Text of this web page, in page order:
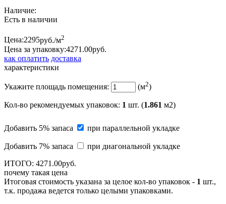
Наличие:
Есть в наличии
Цена:2295руб./м2
Цена за упаковку:4271.00руб.
как оплатить доставка
характеристики
Укажите площадь помещения: (м2)
Кол-во рекомендуемых упаковок: 1 шт. (1.861 м2)
Добавить 5% запаса при параллельной укладке
Добавить 7% запаса
при диагональной укладке
ИТОГО: 4271.00руб.
почему такая цена
Итоговая стоимость указана за целое кол-во упаковок - 1 шт.,
т.к. продажа ведется только целыми упаковками.